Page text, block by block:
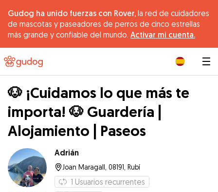
Gudog ha unido fuerzas con Rover, la red de cuidadores
de mascotas y paseadores de perros de cinco estrellas
más grande y confiable del mundo. Activar mi cuenta.
🐶 ¡Cuidamos lo que más te
importa! 🐶 Guardería |
Alojamiento | Paseos
Adrián
Joan Maragall, 08191, Rubí
1 Usuarios recurrentes